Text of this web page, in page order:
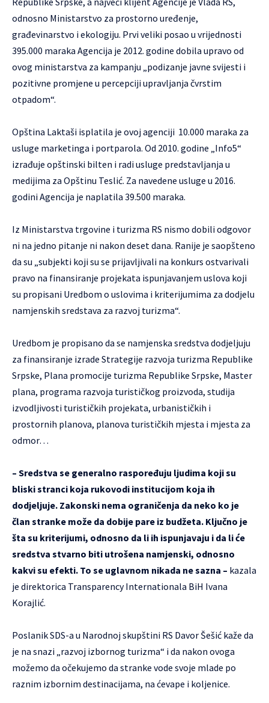
odnosno Ministarstvo za prostorno uređenje,
građevinarstvo i ekologiju. Prvi veliki posao u vrijednosti
395.000 maraka Agencija je 2012. godine dobila upravo od
ovog ministarstva za kampanju „podizanje javne svijesti i
pozitivne promjene u percepciji upravljanja čvrstim
otpadom“.
Opština Laktaši isplatila je ovoj agenciji 10.000 maraka za
usluge marketinga i portparola. Od 2010. godine „Info5“
izrađuje opštinski bilten i radi usluge predstavljanja u
medijima za Opštinu Teslić. Za navedene usluge u 2016.
godini Agencija je naplatila 39.500 maraka.
Iz Ministarstva trgovine i turizma RS nismo dobili odgovor
ni na jedno pitanje ni nakon deset dana. Ranije je saopšteno
da su „subjekti koji su se prijavljivali na konkurs ostvarivali
pravo na finansiranje projekata ispunjavanjem uslova koji
su propisani Uredbom o uslovima i kriterijumima za dodjelu
namjenskih sredstava za razvoj turizma“.
Uredbom je propisano da se namjenska sredstva dodjeljuju
za finansiranje izrade Strategije razvoja turizma Republike
Srpske, Plana promocije turizma Republike Srpske, Master
plana, programa razvoja turističkog proizvoda, studija
izvodljivosti turističkih projekata, urbanističkih i
prostornih planova, planova turističkih mjesta i mjesta za
odmor…
– Sredstva se generalno raspoređuju ljudima koji su
bliski stranci koja rukovodi institucijom koja ih
dodjeljuje. Zakonski nema ograničenja da neko ko je
član stranke može da dobije pare iz budžeta. Ključno je
šta su kriterijumi, odnosno da li ih ispunjavaju i da li će
sredstva stvarno biti utrošena namjenski, odnosno
kakvi su efekti. To se uglavnom nikada ne sazna – kazala
je direktorica Transparency Internationala BiH Ivana
Korajlić.
Poslanik SDS-a u Narodnoj skupštini RS Davor Šešić kaže da
je na snazi „razvoj izbornog turizma“ i da nakon ovoga
možemo da očekujemo da stranke vode svoje mlade po
raznim izbornim destinacijama, na ćevape i koljenice.